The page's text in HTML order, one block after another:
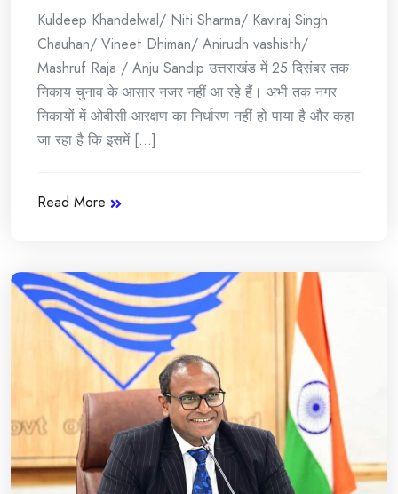
Kuldeep Khandelwal/ Niti Sharma/ Kaviraj Singh
Chauhan/ Vineet Dhiman/ Anirudh vashisth/
Mashruf Raja / Anju Sandip उत्तराखंड में 25 दिसंबर तक
निकाय चुनाव के आसार नजर नहीं आ रहे हैं। अभी तक नगर
निकायों में ओबीसी आरक्षण का निर्धारण नहीं हो पाया है और कहा
जा रहा है कि इसमें [...]
Read More